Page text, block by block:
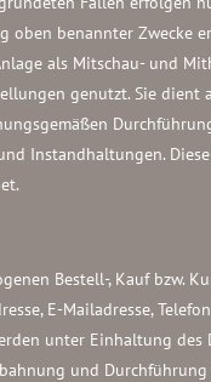
oben benannter Zwecke
als Mitschau- und
genutzt. Sie dient
Instandhaltungen.
Bestell-, Kauf bzw.
E-Mailadresse,
unter Einhaltung des
und Durchführung